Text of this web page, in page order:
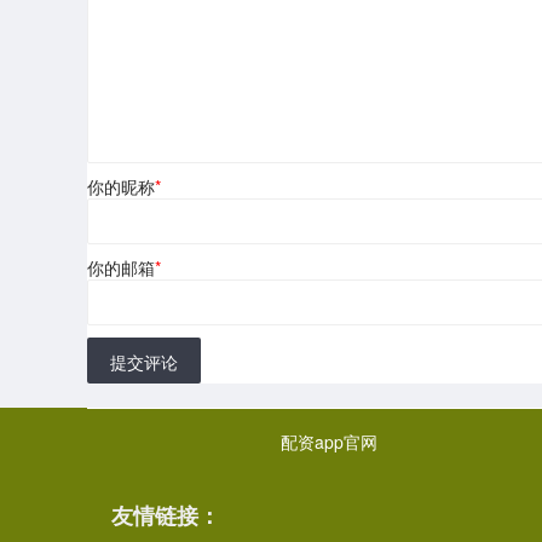
你的昵称*
你的邮箱*
提交评论
配资app官网
友情链接：